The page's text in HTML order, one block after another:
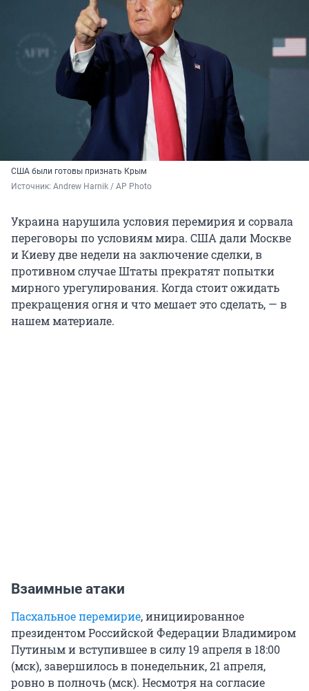
США были готовы признать Крым
Источник: Andrew Harnik / AP Photo
Украина нарушила условия перемирия и сорвала
переговоры по условиям мира. США дали Москве
и Киеву две недели на заключение сделки, в
противном случае Штаты прекратят попытки
мирного урегулирования. Когда стоит ожидать
прекращения огня и что мешает это сделать, — в
нашем материале.
Взаимные атаки
Пасхальное перемирие, инициированное
президентом Российской Федерации Владимиром
Путиным и вступившее в силу 19 апреля в 18:00
(мск), завершилось в понедельник, 21 апреля,
ровно в полночь (мск). Несмотря на согласие